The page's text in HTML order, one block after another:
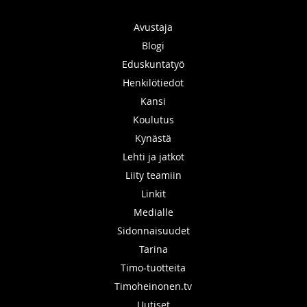
Avustaja
Blogi
Eduskuntatyö
Henkilötiedot
Kansi
Koulutus
Kynästä
Lehti ja jatkot
Liity teamiin
Linkit
Medialle
Sidonnaisuudet
Tarina
Timo-tuotteita
Timoheinonen.tv